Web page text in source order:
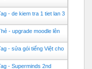
- de kiem tra 1 tiet lan 3
- upgrade moodle lên
- sửa gói tiếng Việt cho
- Superminds 2nd